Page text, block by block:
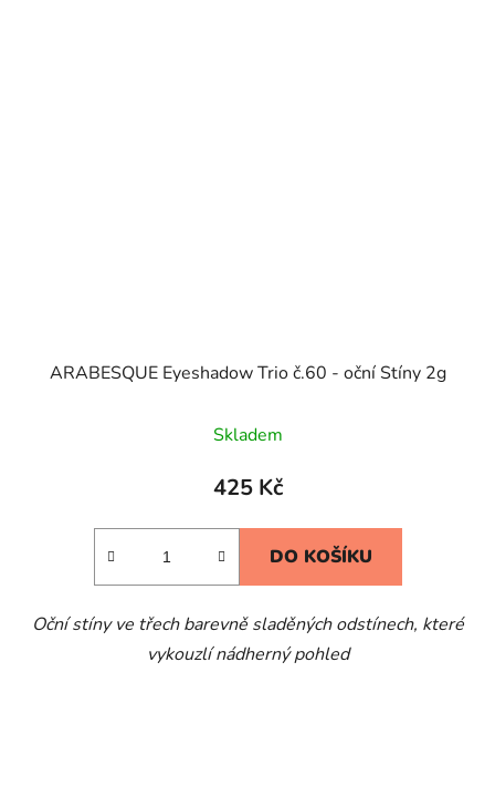
ARABESQUE Eyeshadow Trio č.60 - oční Stíny 2g
Skladem
425 Kč
DO KOŠÍKU
Oční stíny ve třech barevně sladěných odstínech, které
vykouzlí nádherný pohled